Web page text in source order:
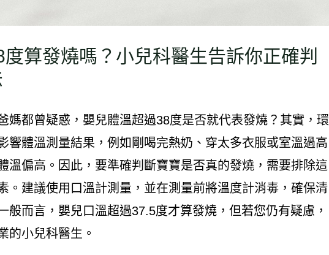
度算發燒嗎？小兒科醫生告訴你正確判
媽都曾疑惑，嬰兒體溫超過38度是否就代表發燒？其實，環
響體溫測量結果，例如剛喝完熱奶、穿太多衣服或室溫過高
溫偏高。因此，要準確判斷寶寶是否真的發燒，需要排除這
。建議使用口溫計測量，並在測量前將溫度計消毒，確保清
般而言，嬰兒口溫超過37.5度才算發燒，但若您仍有疑慮，
的小兒科醫生。